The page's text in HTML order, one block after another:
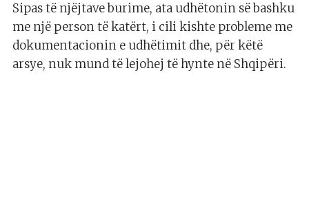
Sipas të njëjtave burime, ata udhëtonin së bashku
me një person të katërt, i cili kishte probleme me
dokumentacionin e udhëtimit dhe, për këtë
arsye, nuk mund të lejohej të hynte në Shqipëri.